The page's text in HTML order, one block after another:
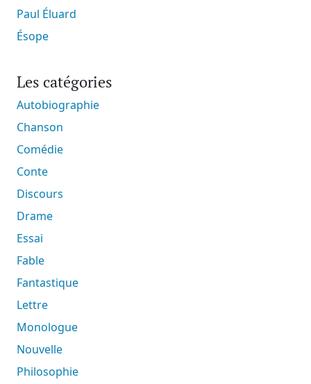
Paul Éluard
Ésope
Les catégories
Autobiographie
Chanson
Comédie
Conte
Discours
Drame
Essai
Fable
Fantastique
Lettre
Monologue
Nouvelle
Philosophie